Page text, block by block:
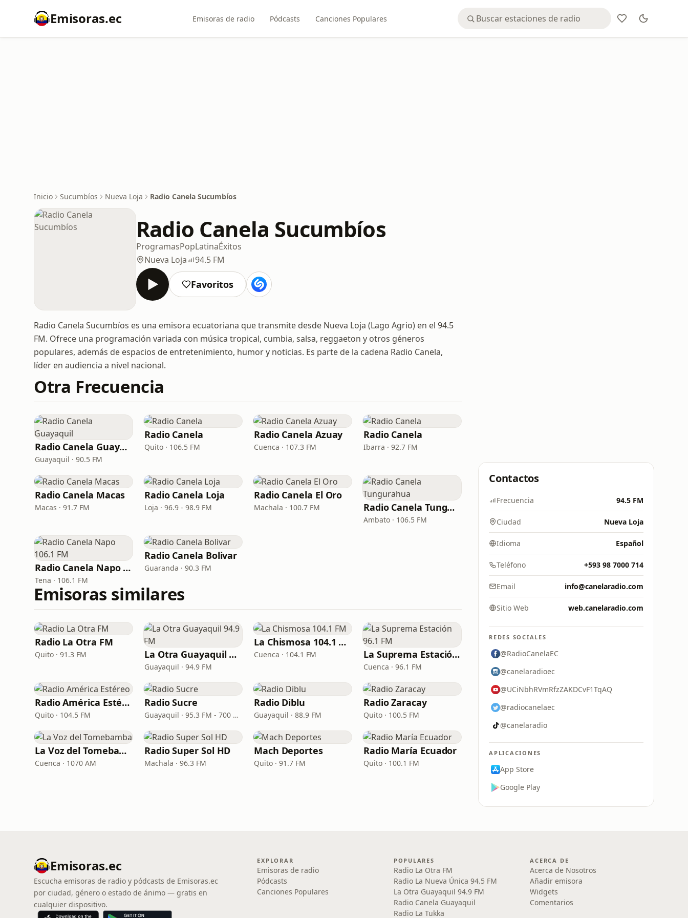
Emisoras.ec Emisoras de radio Pódcasts Canciones Populares
Inicio Sucumbíos Nueva Loja Radio Canela Sucumbíos
Radio Canela Sucumbíos
ProgramasPopLatinaÉxitos
Nueva Loja
94.5 FM
Favoritos
Radio Canela Sucumbíos es una emisora ecuatoriana que transmite desde Nueva Loja (Lago Agrio) en el 94.5
FM. Ofrece una programación variada con música tropical, cumbia, salsa, reggaeton y otros géneros
populares, además de espacios de entretenimiento, humor y noticias. Es parte de la cadena Radio Canela,
líder en audiencia a nivel nacional.
Otra Frecuencia
Radio Canela Guayaquil
Guayaquil · 90.5 FM
Radio Canela
Quito · 106.5 FM
Radio Canela Azuay
Cuenca · 107.3 FM
Radio Canela
Ibarra · 92.7 FM
Radio Canela Macas
Macas · 91.7 FM
Radio Canela Loja
Loja · 96.9 - 98.9 FM
Radio Canela El Oro
Machala · 100.7 FM Radio Canela Tungurahua
Ambato · 106.5 FM
Radio Canela Napo 106.1 FM
Tena · 106.1 FM
Radio Canela Bolivar
Guaranda · 90.3 FM
Emisoras similares
Radio La Otra FM
Quito · 91.3 FM La Otra Guayaquil 94.9 FM
Guayaquil · 94.9 FM
La Chismosa 104.1 FM
Cuenca · 104.1 FM La Suprema Estación 96.1 FM
Cuenca · 96.1 FM
Radio América Estéreo
Quito · 104.5 FM
Radio Sucre
Guayaquil · 95.3 FM - 700 AM
Radio Diblu
Guayaquil · 88.9 FM
Radio Zaracay
Quito · 100.5 FM
La Voz del Tomebamba
Cuenca · 1070 AM
Radio Super Sol HD
Machala · 96.3 FM
Mach Deportes
Quito · 91.7 FM
Radio María Ecuador
Quito · 100.1 FM
Contactos
Frecuencia 94.5 FM
Ciudad Nueva Loja
Idioma Español
Teléfono +593 98 7000 714
Email info@canelaradio.com
Sitio Web web.canelaradio.com
REDES SOCIALES
@RadioCanelaEC
@canelaradioec
@UCiNbhRVmRfzZAKDCvF1TqAQ
@radiocanelaec
@canelaradio
APLICACIONES
App Store
Google Play
Emisoras.ec
Escucha emisoras de radio y pódcasts de Emisoras.ec
por ciudad, género o estado de ánimo — gratis en
cualquier dispositivo.
EXPLORAR
Emisoras de radio
Pódcasts
Canciones Populares
POPULARES
Radio La Otra FM
Radio La Nueva Única 94.5 FM
La Otra Guayaquil 94.9 FM
Radio Canela Guayaquil
Radio La Tukka
ACERCA DE
Acerca de Nosotros
Añadir emisora
Widgets
Comentarios